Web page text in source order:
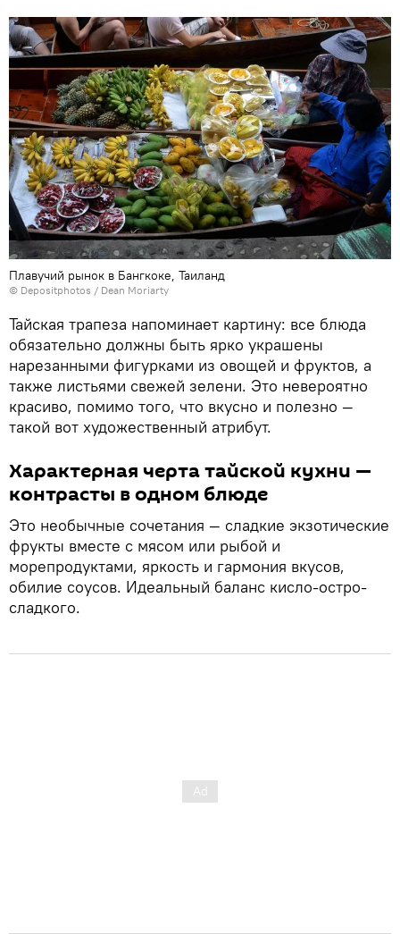
Плавучий рынок в Бангкоке, Таиланд
© Depositphotos / Dean Moriarty
Тайская трапеза напоминает картину: все блюда
обязательно должны быть ярко украшены
нарезанными фигурками из овощей и фруктов, а
также листьями свежей зелени. Это невероятно
красиво, помимо того, что вкусно и полезно —
такой вот художественный атрибут.
Характерная черта тайской кухни —
контрасты в одном блюде
Это необычные сочетания — сладкие экзотические
фрукты вместе с мясом или рыбой и
морепродуктами, яркость и гармония вкусов,
обилие соусов. Идеальный баланс кисло-остро-
сладкого.